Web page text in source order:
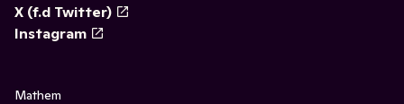
X (f.d Twitter)
Instagram
Mathem